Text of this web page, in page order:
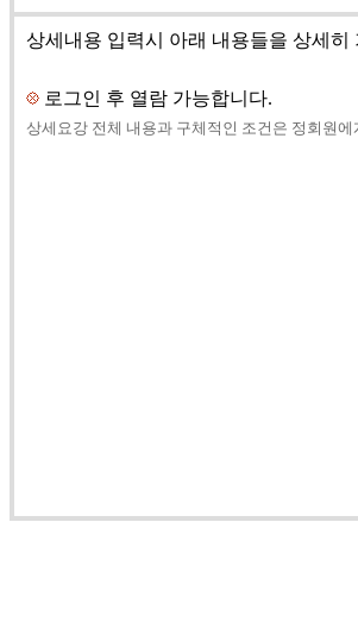
상세내용 입력시 아래 내용들을 상세히
로그인 후 열람 가능합니다.
상세요강 전체 내용과 구체적인 조건은 정회원